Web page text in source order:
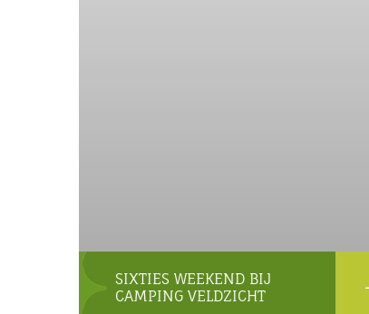
SIXTIES WEEKEND BIJ
CAMPING VELDZICHT